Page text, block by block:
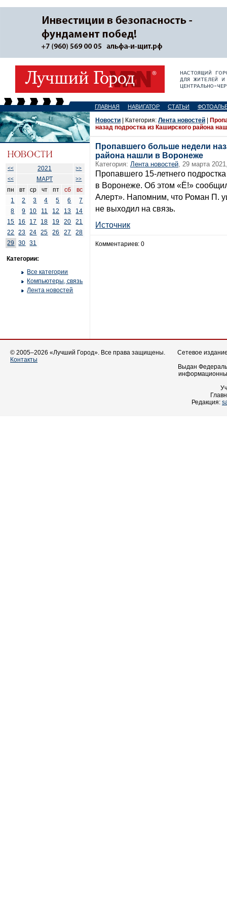
ГЛАВНАЯ НАВИГАТОР СТАТЬИ
<< 2021
>>
<<
МАРТ >>
пн вт ср чт пт сб
вс
1
2 3 4 5 6
7
8
9 10 11 12 13
14
15
16 17 18 19 20
21
22
23 24 25 26 27
28
29
30 31
Категории:
Все категории
Компьютеры, связь
Лента новостей
Новости | Категория: Лента новостей
назад подростка из Каширского района
Пропавшего больше недели
района нашли в Воронеже
Категория: Лента новостей, 29 марта
Пропавшего 15-летнего
в Воронеже. Об этом «Ё!»
Алерт». Напомним, что Роман П.
не выходил на связь.
Источник
Комментариев: 0
© 2005–2026 «Лучший Город». Все права защищены.
Контакты
Сетевое
Выдан
Редакция: